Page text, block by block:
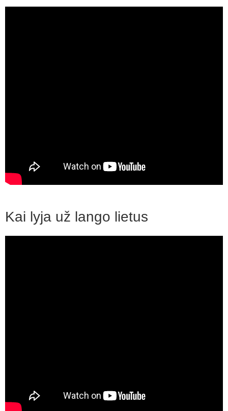
Kai lyja už lango lietus